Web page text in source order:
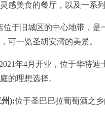
感美食的餐厅，以及一系
位于旧城区的中心地带，是
可一览圣胡安湾的美景。
年4月开业，位于华特
的理想选择。
州):位于圣巴巴拉葡萄酒之